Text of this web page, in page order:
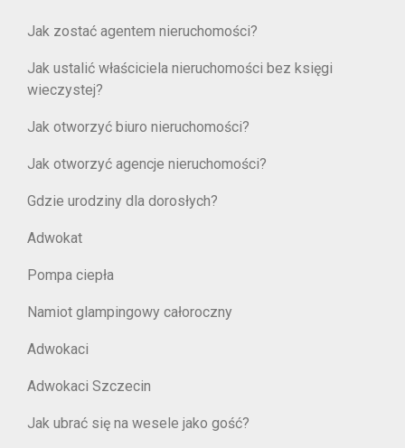
Jak zostać agentem nieruchomości?
Jak ustalić właściciela nieruchomości bez księgi
wieczystej?
Jak otworzyć biuro nieruchomości?
Jak otworzyć agencje nieruchomości?
Gdzie urodziny dla dorosłych?
Adwokat
Pompa ciepła
Namiot glampingowy całoroczny
Adwokaci
Adwokaci Szczecin
Jak ubrać się na wesele jako gość?